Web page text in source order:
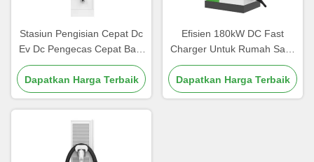
Stasiun Pengisian Cepat Dc
Ev Dc Pengecas Cepat Baja
Galvanis
Dapatkan Harga Terbaik
Efisien 180kW DC Fast
Charger Untuk Rumah Sakit
Mal Truk Precision Welding
Dapatkan Harga Terbaik